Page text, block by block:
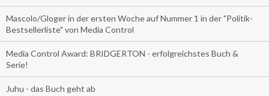
Mascolo/Gloger in der ersten Woche auf Nummer 1 in der "Politik-
Bestsellerliste" von Media Control
Media Control Award: BRIDGERTON - erfolgreichstes Buch &
Serie!
Juhu - das Buch geht ab